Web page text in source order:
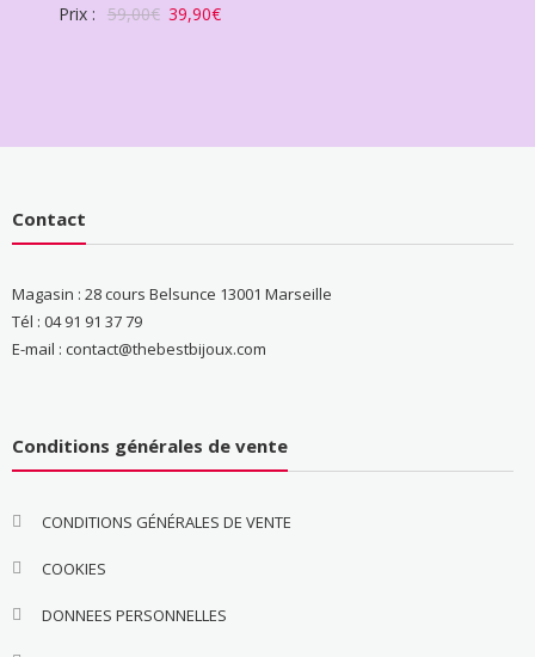
Prix : 59,00€ 39,90€
Contact
Magasin : 28 cours Belsunce 13001 Marseille
Tél : 04 91 91 37 79
E-mail : contact@thebestbijoux.com
Conditions générales de vente
CONDITIONS GÉNÉRALES DE VENTE
COOKIES
DONNEES PERSONNELLES